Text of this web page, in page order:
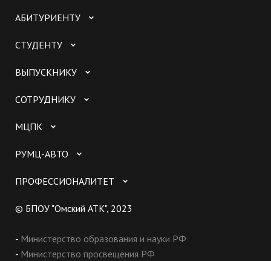
АБИТУРИЕНТУ
СТУДЕНТУ
ВЫПУСКНИКУ
СОТРУДНИКУ
МЦПК
РУМЦ-АВТО
ПРОФЕССИОНАЛИТЕТ
© БПОУ "Омский АТК", 2023
- Министерство образования и науки РФ
- Министерство просвещения РФ